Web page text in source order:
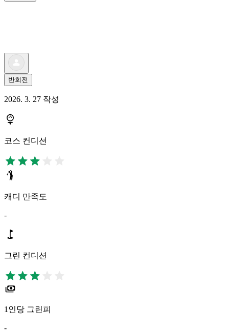
반회전
2026. 3. 27 작성
코스 컨디션
캐디 만족도
-
그린 컨디션
1인당 그린피
-